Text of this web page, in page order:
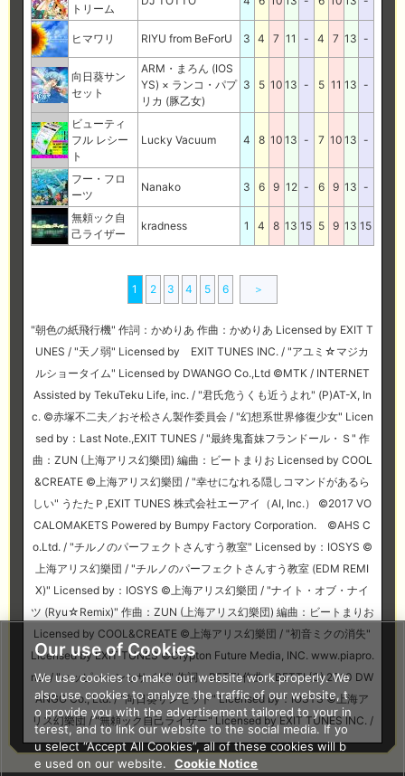
トリーム
ヒマワリ RIYU from BeForU 3 4 7 11 - 4 7 13 -
向日葵サン
セット
ARM・まろん (IOS
YS) × ランコ・パプ
リカ (豚乙女)
3 5 10 13 - 5 11 13 -
ビューティ
フル レシー
ト
Lucky Vacuum 4 8 10 13 - 7 10 13 -
フー・フロ
ーツ
Nanako 3 6 9 12 - 6 9 13 -
無頼ック自
己ライザー
kradness 1 4 8 13 15 5 9 13 15
1 2 3 4 5 6 ＞
"朝色の紙飛行機" 作詞：かめりあ 作曲：かめりあ Licensed by EXIT T
UNES / "天ノ弱" Licensed by EXIT TUNES INC. / "アユミ☆マジカ
ルショータイム" Licensed by DWANGO Co.,Ltd ©MTK / INTERNET
Assisted by TekuTeku Life, inc. / "君氏危うくも近うよれ" (P)AT-X, In
c. ©赤塚不二夫／おそ松さん製作委員会 / "幻想系世界修復少女" Licen
sed by：Last Note.,EXIT TUNES / "最終鬼畜妹フランドール・Ｓ" 作
曲：ZUN (上海アリス幻樂団) 編曲：ビートまりお Licensed by COOL
&CREATE ©上海アリス幻樂団 / "幸せになれる隠しコマンドがあるら
しい" うたたＰ,EXIT TUNES 株式会社エーアイ（AI, Inc.） ©2017 VO
CALOMAKETS Powered by Bumpy Factory Corporation. ©AHS C
o.Ltd. / "チルノのパーフェクトさんすう教室" Licensed by：IOSYS ©
上海アリス幻樂団 / "チルノのパーフェクトさんすう教室 (EDM REMI
X)" Licensed by：IOSYS ©上海アリス幻樂団 / "ナイト・オブ・ナイ
ツ (Ryu☆Remix)" 作曲：ZUN (上海アリス幻樂団) 編曲：ビートまりお
Licensed by COOL&CREATE ©上海アリス幻樂団 / "初音ミクの消失"
Licensed by EXIT TUNES ©Crypton Future Media, INC. www.piapro.
net / "ハッピーシンセサイザ" 作詞：BETTI 作曲：BETTI (C) 2010 DW
ANGO Co., Ltd. / "向日葵サンセット" Licensed by：IOSYS ©上海ア
リス幻樂団 / "無頼ック自己ライザー" Licensed by EXIT TUNES INC. /
Our use of Cookies
We use cookies to make our website work properly. We
also use cookies to analyze the traffic of our website, t
o provide you with the advertisement tailored to your in
terest, and to link our website to the social media. If yo
u select “Accept All Cookies”, all of these cookies will b
e used on our website.
Cookie Notice